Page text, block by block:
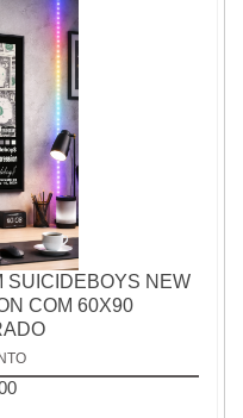
SUICIDEBOYS NEW
COM 60X90